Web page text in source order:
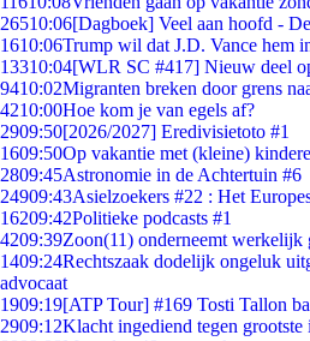
26510:06[Dagboek] Veel aan hoofd -
1610:06Trump wil dat J.D. Vance hem
13310:04[WLR SC #417] Nieuw deel
9410:02Migranten breken door grens
4210:00Hoe kom je van egels af?
2909:50[2026/2027] Eredivisietoto #1
1609:50Op vakantie met (kleine)
2809:45Astronomie in de Achtertuin #6
24909:43Asielzoekers #22 : Het
16209:42Politieke podcasts #1
4209:39Zoon(11) onderneemt werkelijk
1409:24Rechtszaak dodelijk ongeluk
advocaat
1909:19[ATP Tour] #169 Tosti Tallon
2909:12Klacht ingediend tegen